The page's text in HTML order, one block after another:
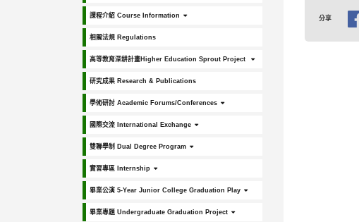
課程介紹 Course Information
相關法規 Regulations
高等教育深耕計畫Higher Education Sprout Project
研究成果 Research & Publications
學術研討 Academic Forums/Conferences
國際交流 International Exchange
雙聯學制 Dual Degree Program
實習專區 Internship
畢業公演 5-Year Junior College Graduation Play
畢業專題 Undergraduate Graduation Project
分享